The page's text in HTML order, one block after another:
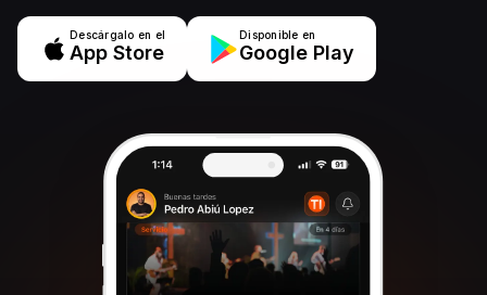
Descárgalo en el
App Store
Disponible en
Google Play